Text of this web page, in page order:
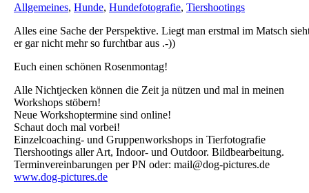
Allgemeines, Hunde, Hundefotografie, Tiershootings
Alles eine Sache der Perspektive. Liegt man erstmal im Matsch
er gar nicht mehr so furchtbar aus .-))
Euch einen schönen Rosenmontag!
Alle Nichtjecken können die Zeit ja nützen und mal in meinen
Workshops stöbern!
Neue Workshoptermine sind online!
Schaut doch mal vorbei!
Einzelcoaching- und Gruppenworkshops in Tierfotografie
Tiershootings aller Art, Indoor- und Outdoor. Bildbearbeitung.
Terminvereinbarungen per PN oder: mail@dog-pictures.de
www.dog-pictures.de